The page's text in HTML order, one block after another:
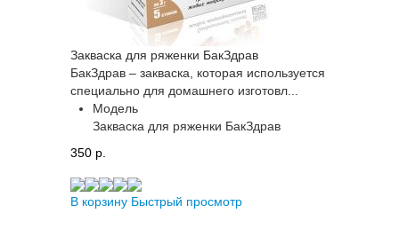
Закваска для ряженки БакЗдрав
БакЗдрав – закваска, которая используется
специально для домашнего изготовл...
Модель
Закваска для ряженки БакЗдрав
350 p.
В корзину Быстрый просмотр